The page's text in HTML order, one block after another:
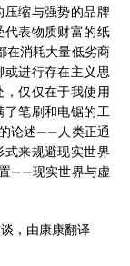
压缩与强势的品牌
代表物质财富的纸
在消耗大量低劣商
进行存在主义思
仅仅在于我使用
笔刷和电锯的工
论述——人类正通
来规避现实世界
——现实世界与虚
，由康康翻译